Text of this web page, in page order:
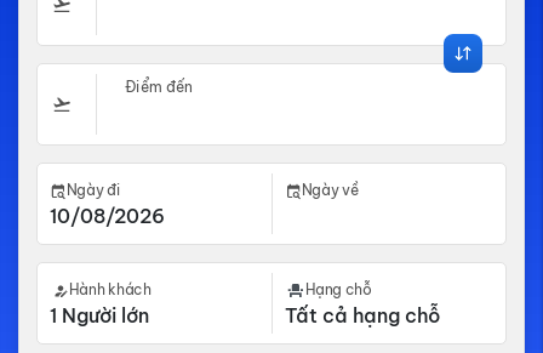
Điểm đến
Ngày đi Ngày về
Hành khách Hạng chỗ